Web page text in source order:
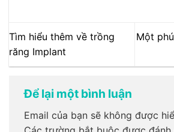
Tìm hiểu thêm về trồng
răng Implant
Một
Để lại một bình luận
Email của bạn sẽ không được